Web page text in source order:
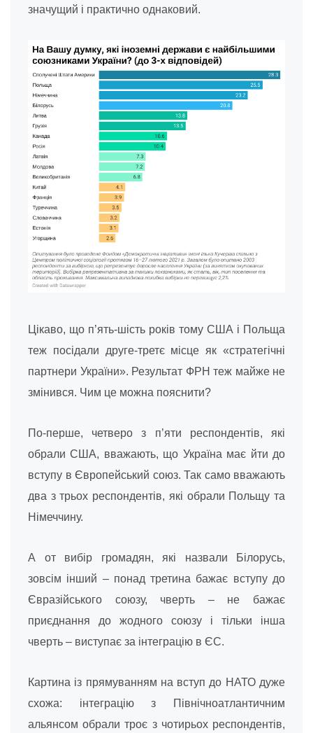
значущий і практично однаковий.
Цікаво, що п’ять-шість років тому США і Польща
теж посідали друге-третє місце як «стратегічні
партнери України». Результат ФРН теж майже не
змінився. Чим це можна пояснити?
По-перше, четверо з п’яти респондентів, які
обрали США, вважають, що Україна має йти до
вступу в Європейський союз. Так само вважають
два з трьох респондентів, які обрали Польщу та
Німеччину.
А от вибір громадян, які назвали Білорусь,
зовсім інший – понад третина бажає вступу до
Євразійського союзу, чверть – не бажає
приєднання до жодного союзу і тільки інша
чверть – виступає за інтеграцію в ЄС.
Картина із прямуванням на вступ до НАТО дуже
схожа: інтеграцію з Північноатлантичним
альянсом обрали троє з чотирьох респондентів,